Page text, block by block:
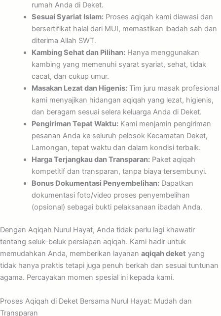
rumah Anda di Deket.
Sesuai Syariat Islam:Proses aqiqah kami diawasi dan
bersertifikat halal dari MUI, memastikan ibadah sah dan
diterima Allah SWT.
Kambing Sehat dan Pilihan:Hanya menggunakan
kambing yang memenuhi syarat syariat, sehat, tidak
cacat, dan cukup umur.
Masakan Lezat dan Higenis:Tim juru masak profesional
kami menyajikan hidangan aqiqah yang lezat, higienis,
dan beragam sesuai selera keluarga Anda di Deket.
Pengiriman Tepat Waktu:Kami menjamin pengiriman
pesanan Anda ke seluruh pelosok Kecamatan Deket,
Lamongan, tepat waktu dan dalam kondisi terbaik.
Harga Terjangkau dan Transparan:Paket aqiqah
kompetitif dan transparan, tanpa biaya tersembunyi.
Bonus Dokumentasi Penyembelihan:Dapatkan
dokumentasi foto/video proses penyembelihan
(opsional) sebagai bukti pelaksanaan ibadah Anda.
Dengan Aqiqah Nurul Hayat, Anda tidak perlu lagi khawatir
tentang seluk-beluk persiapan aqiqah. Kami hadir untuk
memudahkan Anda, memberikan layanan aqiqah deket yang
tidak hanya praktis tetapi juga penuh berkah dan sesuai tuntunan
agama. Percayakan momen spesial ini kepada kami.
Proses Aqiqah di Deket Bersama Nurul Hayat: Mudah dan
Transparan